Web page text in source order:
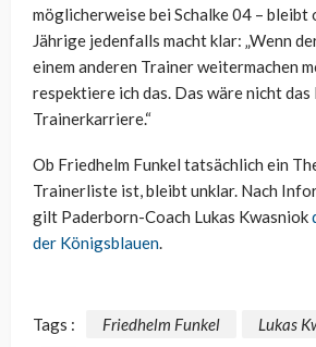
möglicherweise bei Schalke 04 –
Jährige jedenfalls macht klar: „Wenn
einem anderen Trainer weitermachen
respektiere ich das. Das wäre nicht das
Trainerkarriere.“
Ob Friedhelm Funkel tatsächlich ein
Trainerliste ist, bleibt unklar. Nach
gilt Paderborn-Coach Lukas Kwasniok
der Königsblauen.
Tags : Friedhelm Funkel Lukas